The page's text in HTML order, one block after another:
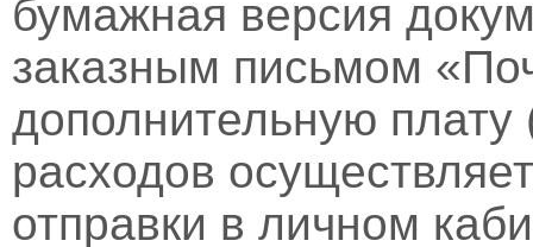
бумажная версия
заказным письмом
дополнительную
расходов
отправки в личном